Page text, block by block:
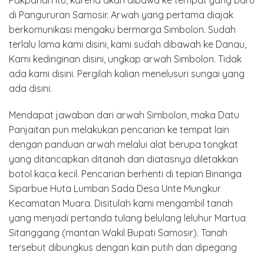
di Pangururan Samosir. Arwah yang pertama diajak
berkomunikasi mengaku bermarga Simbolon. Sudah
terlalu lama kami disini, kami sudah dibawah ke Danau,
Kami kedinginan disini, ungkap arwah Simbolon. Tidak
ada kami disini. Pergilah kalian menelusuri sungai yang
ada disini.
Mendapat jawaban dari arwah Simbolon, maka Datu
Panjaitan pun melakukan pencarian ke tempat lain
dengan panduan arwah melalui alat berupa tongkat
yang ditancapkan ditanah dan diatasnya diletakkan
botol kaca kecil. Pencarian berhenti di tepian Binanga
Siparbue Huta Lumban Sada Desa Unte Mungkur
Kecamatan Muara. Disitulah kami mengambil tanah
yang menjadi pertanda tulang belulang leluhur Martua
Sitanggang (mantan Wakil Bupati Samosir). Tanah
tersebut dibungkus dengan kain putih dan dipegang